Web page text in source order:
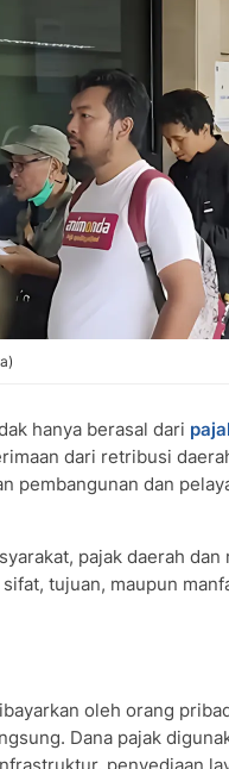
hanya berasal dari
dari retribusi
pembangunan dan
pajak daerah
tujuan, maupun
oleh orang
Dana pajak